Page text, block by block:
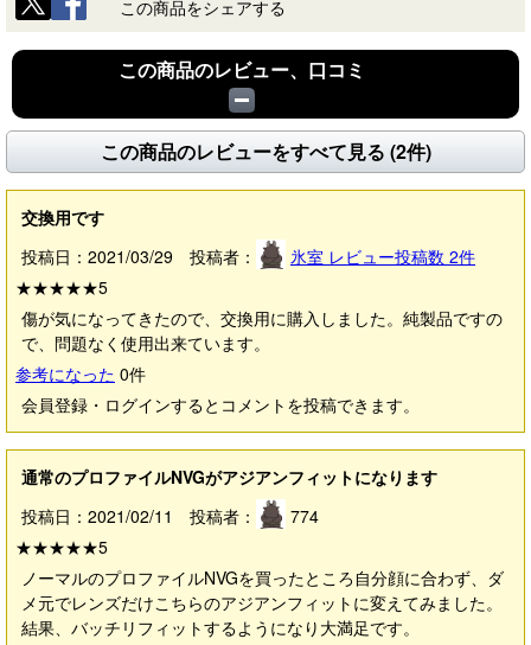
この商品をシェアする
この商品のレビュー、口コミ
この商品のレビューをすべて見る (2件)
交換用です
投稿日：2021/03/29 投稿者：
氷室 レビュー投稿数 2件
★★★★★5
傷が気になってきたので、交換用に購入しました。純製品ですの
で、問題なく使用出来ています。
参考になった 0件
会員登録・ログインするとコメントを投稿できます。
通常のプロファイルNVGがアジアンフィットになります
投稿日：2021/02/11 投稿者：
774
★★★★★5
ノーマルのプロファイルNVGを買ったところ自分顔に合わず、ダ
メ元でレンズだけこちらのアジアンフィットに変えてみました。
結果、バッチリフィットするようになり大満足です。